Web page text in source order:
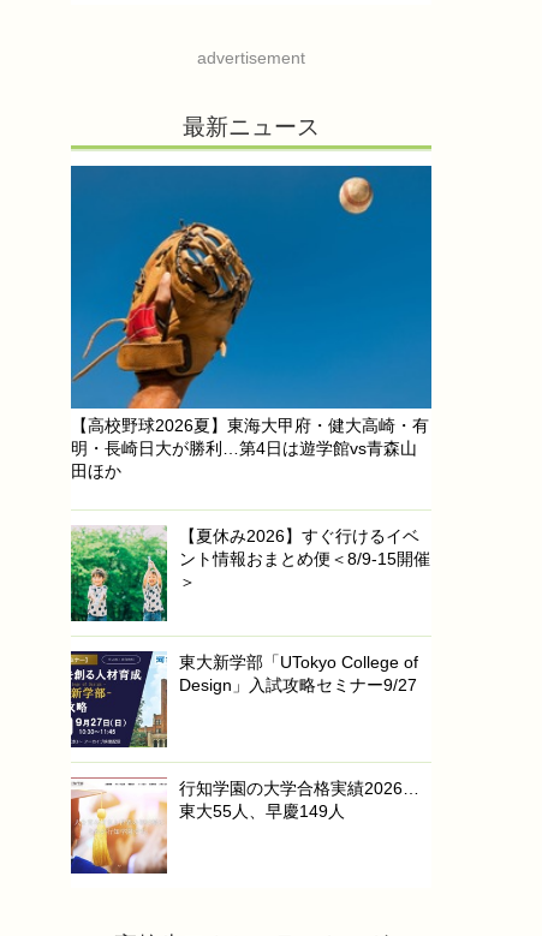
advertisement
最新ニュース
【高校野球2026夏】東海大甲府・健大高崎・有
明・長崎日大が勝利…第4日は遊学館vs青森山
田ほか
【夏休み2026】すぐ行けるイベ
ント情報おまとめ便＜8/9-15開催
＞
東大新学部「UTokyo College of
Design」入試攻略セミナー9/27
行知学園の大学合格実績2026…
東大55人、早慶149人